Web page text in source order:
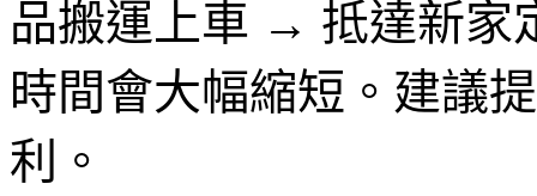
品搬運上車 → 抵達新家
時間會大幅縮短。建議
利。